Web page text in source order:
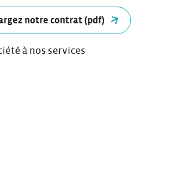
notre contrat (pdf)
à nos services